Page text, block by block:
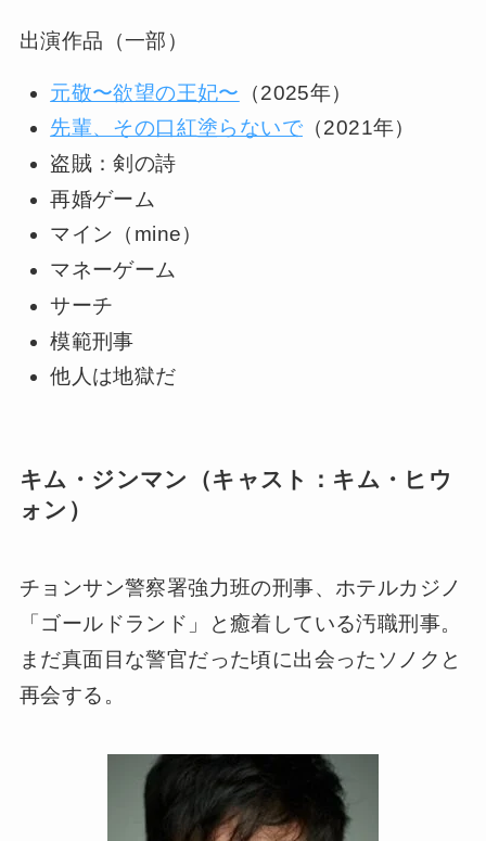
出演作品（一部）
元敬〜欲望の王妃〜 （2025年）
先輩、その口紅塗らないで（2021年）
盗賊：剣の詩
再婚ゲーム
マイン（mine）
マネーゲーム
サーチ
模範刑事
他人は地獄だ
キム・ジンマン（キャスト：キム・ヒウ
ォン）
チョンサン警察署強力班の刑事、ホテルカジノ
「ゴールドランド」と癒着している汚職刑事。
まだ真面目な警官だった頃に出会ったソノクと
再会する。